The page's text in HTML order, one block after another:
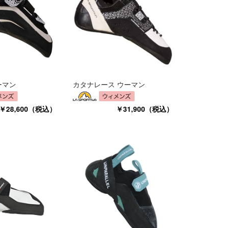
マン
￥28,600（税込）
カタナレース ウーマン
￥31,900（税込）